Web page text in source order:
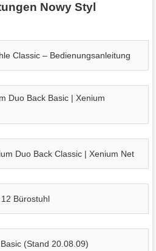
Nowy Styl
Classic – Bedienungsanleitung
Duo Back Basic | Xenium
Duo Back Classic | Xenium Net
Bürostuhl
(Stand 20.08.09)